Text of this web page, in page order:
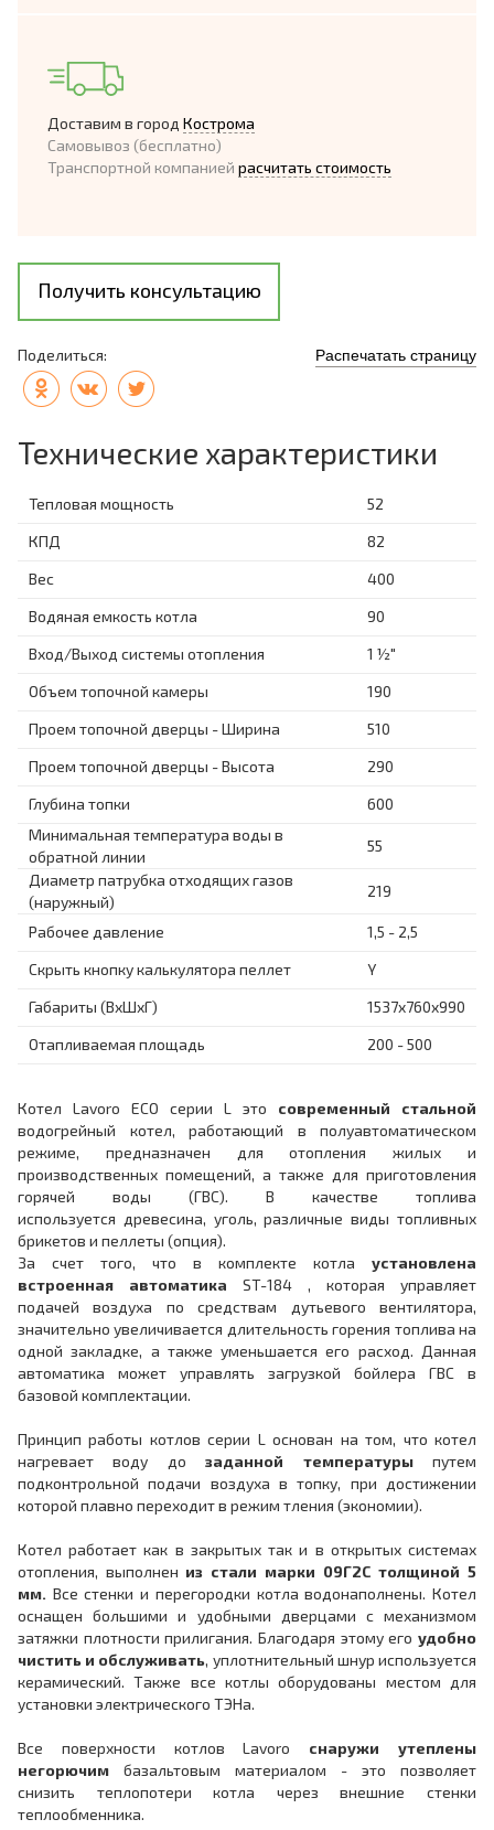
Доставим в город Кострома
Самовывоз (бесплатно)
Транспортной компанией расчитать стоимость
Получить консультацию
Поделиться: Распечатать страницу
Технические характеристики
Тепловая мощность
52
КПД
82
Вес
400
Водяная емкость котла
90
Вход/Выход системы отопления
1 ½"
Объем топочной камеры
190
Проем топочной дверцы - Ширина
510
Проем топочной дверцы - Высота
290
Глубина топки
600
Минимальная температура воды в
обратной линии
55
Диаметр патрубка отходящих газов
(наружный)
219
Рабочее давление
1,5 - 2,5
Скрыть кнопку калькулятора пеллет
Y
Габариты (ВхШхГ)
1537x760x990
Отапливаемая площадь
200 - 500
Котел Lavoro ECO серии L это современный стальной
водогрейный котел, работающий в полуавтоматическом
режиме, предназначен для отопления жилых и
производственных помещений, а также для приготовления
горячей воды (ГВС). В качестве топлива
используется древесина, уголь, различные виды топливных
брикетов и пеллеты (опция).
За счет того, что в комплекте котла установлена
встроенная автоматика ST-184 , которая управляет
подачей воздуха по средствам дутьевого вентилятора,
значительно увеличивается длительность горения топлива на
одной закладке, а также уменьшается его расход. Данная
автоматика может управлять загрузкой бойлера ГВС в
базовой комплектации.
Принцип работы котлов серии L основан на том, что котел
нагревает воду дозаданной температурыпутем
подконтрольной подачи воздуха в топку, при достижении
которой плавно переходит в режим тления (экономии).
Котел работает как в закрытых так и в открытых системах
отопления, выполнен из стали марки 09Г2С толщиной 5
мм. Все стенки и перегородки котла водонаполнены. Котел
оснащен большими и удобными дверцами с механизмом
затяжки плотности прилигания. Благодаря этому его удобно
чистить и обслуживать, уплотнительный шнур используется
керамический. Также все котлы оборудованы местом для
установки электрического ТЭНа.
Все поверхности котлов Lavoro снаружи утеплены
негорючим базальтовым материалом - это позволяет
снизить теплопотери котла через внешние стенки
теплообменника.